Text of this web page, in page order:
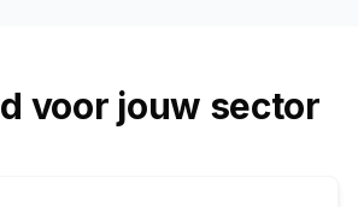
voor jouw sector